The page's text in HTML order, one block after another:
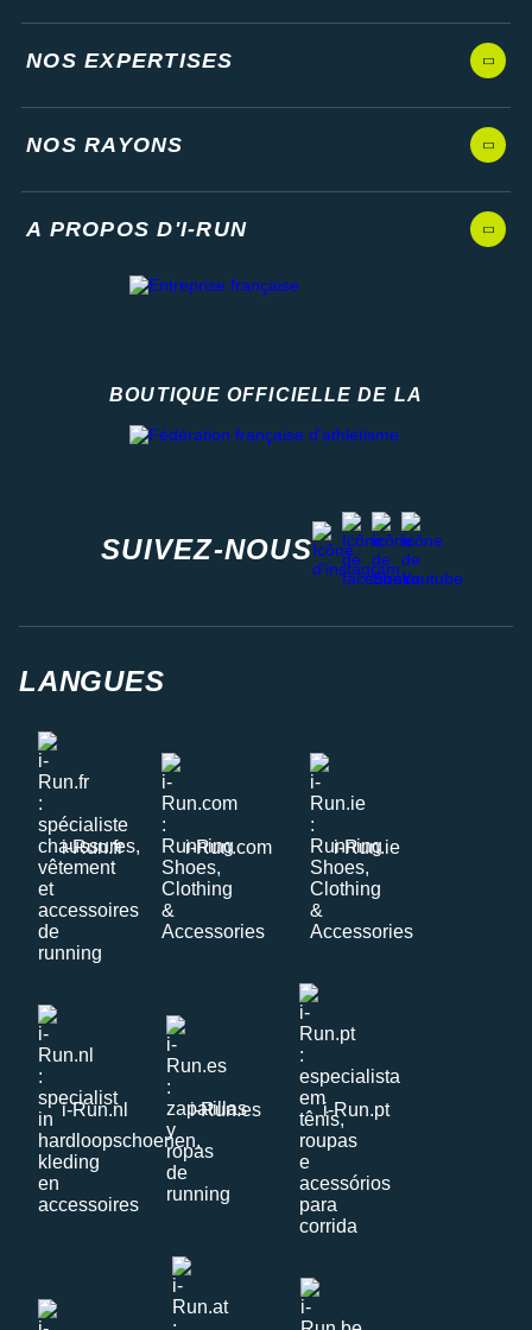
NOS EXPERTISES
NOS RAYONS
A PROPOS D'I-RUN
BOUTIQUE OFFICIELLE DE LA
SUIVEZ-NOUS
instagram
facebook
stravayoutube
LANGUES
i-Run.fr i-Run.com i-Run.ie
i-Run.nl i-Run.es i-Run.pt